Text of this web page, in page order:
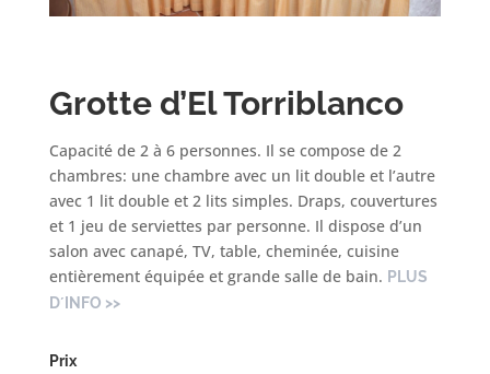
Grotte d’El Torriblanco
Capacité de 2 à 6 personnes. Il se compose de 2
chambres: une chambre avec un lit double et l’autre
avec 1 lit double et 2 lits simples. Draps, couvertures
et 1 jeu de serviettes par personne. Il dispose d’un
salon avec canapé, TV, table, cheminée, cuisine
entièrement équipée et grande salle de bain. PLUS
D´INFO >>
Prix